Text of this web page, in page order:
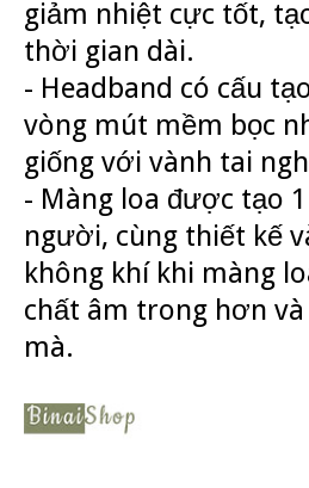
giảm nhiệt cực tốt,
thời gian dài.
- Headband có cấu
vòng mút mềm bọc
giống với vành tai
- Màng loa được tạo
người, cùng thiết kế
không khí khi màng
chất âm trong hơn
mà.